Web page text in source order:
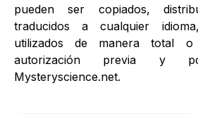
pueden ser copiados,
traducidos a cualquier
utilizados de manera total
autorización previa y
Mysteryscience.net.